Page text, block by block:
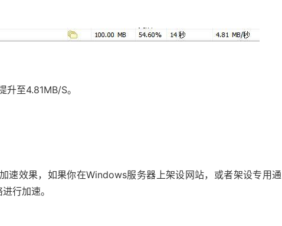
至4.81MB/S。
速效果，如果你在Windows服务器上架设网站，或者架设专用通
行加速。